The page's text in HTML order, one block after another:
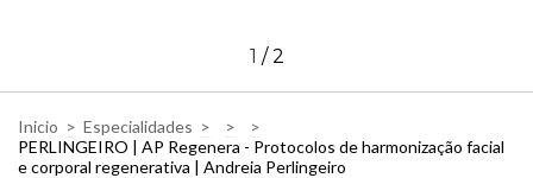
1 /2
Inicio > Especialidades > >
>
PERLINGEIRO | AP Regenera - Protocolos de harmonização facial
e corporal regenerativa | Andreia Perlingeiro